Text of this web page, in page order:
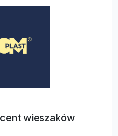
wieszaków